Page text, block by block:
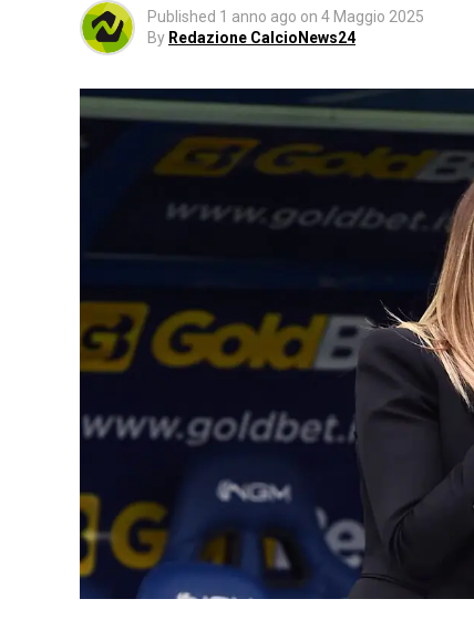
Published 1 anno ago on 4 Maggio 2025
By Redazione CalcioNews24